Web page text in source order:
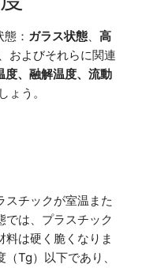
： ガラス状態、 高
、およびそれらに関連
度、融解温度、流動
ょう。
スチックが室温また
では、プラスチック
は硬く脆くなりま
Tg）以下であり、